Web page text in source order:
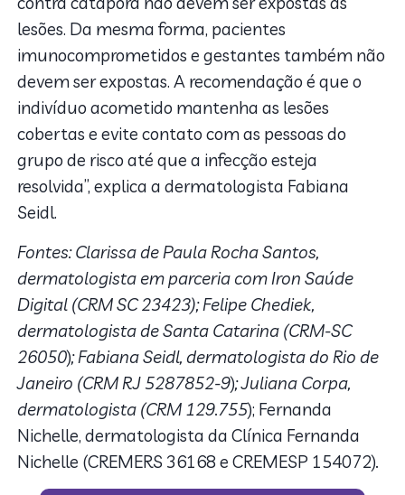
lesões. Da mesma forma, pacientes
imunocomprometidos e gestantes também não
devem ser expostas. A recomendação é que o
indivíduo acometido mantenha as lesões
cobertas e evite contato com as pessoas do
grupo de risco até que a infecção esteja
resolvida”, explica a dermatologista Fabiana
Seidl.
Fontes: Clarissa de Paula Rocha Santos,
dermatologista em parceria com Iron Saúde
Digital (CRM SC 23423); Felipe Chediek,
dermatologista de Santa Catarina (CRM-SC
26050); Fabiana Seidl, dermatologista do Rio de
Janeiro (CRM RJ 5287852-9); Juliana Corpa,
dermatologista (CRM 129.755); Fernanda
Nichelle, dermatologista da Clínica Fernanda
Nichelle (CREMERS 36168 e CREMESP 154072).